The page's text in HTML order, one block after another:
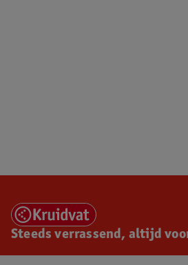
Steeds verrassend, altijd